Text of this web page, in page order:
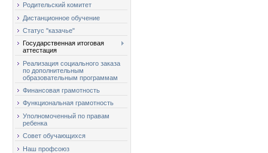
Родительский комитет
Дистанционное обучение
Статус "казачье"
Государственная итоговая
аттестация
Реализация социального заказа
по дополнительным
образовательным программам
Финансовая грамотность
Функциональная грамотность
Уполномоченный по правам
ребенка
Совет обучающихся
Наш профсоюз